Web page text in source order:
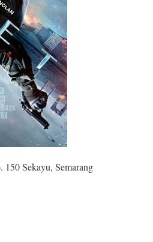
Sekayu, Semarang